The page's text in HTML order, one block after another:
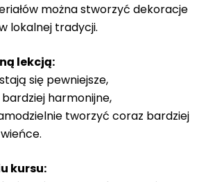
można stworzyć dekoracje
lokalnej tradycji.
lekcją:
się pewniejsze,
harmonijne,
tworzyć coraz bardziej
kursu: